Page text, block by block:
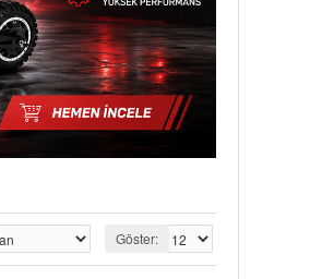
Göster: